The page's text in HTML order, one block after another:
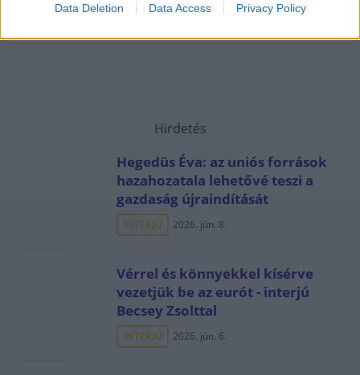
Data Deletion Data Access Privacy Policy
Hirdetés
Hegedüs Éva: az uniós források
hazahozatala lehetővé teszi a
gazdaság újraindítását
INTERJÚ 2026. jún. 8.
Vérrel és könnyekkel kísérve
vezetjük be az eurót - interjú
Becsey Zsolttal
INTERJÚ 2026. jún. 6.